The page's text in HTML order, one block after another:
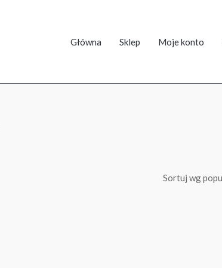
Główna Sklep Moje konto